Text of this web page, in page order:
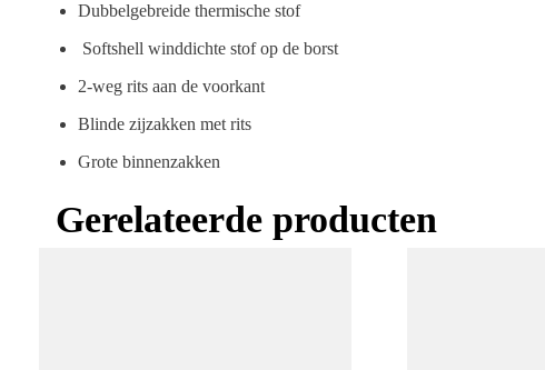
Dubbelgebreide thermische stof
Softshell winddichte stof op de borst
2-weg rits aan de voorkant
Blinde zijzakken met rits
Grote binnenzakken
Gerelateerde producten